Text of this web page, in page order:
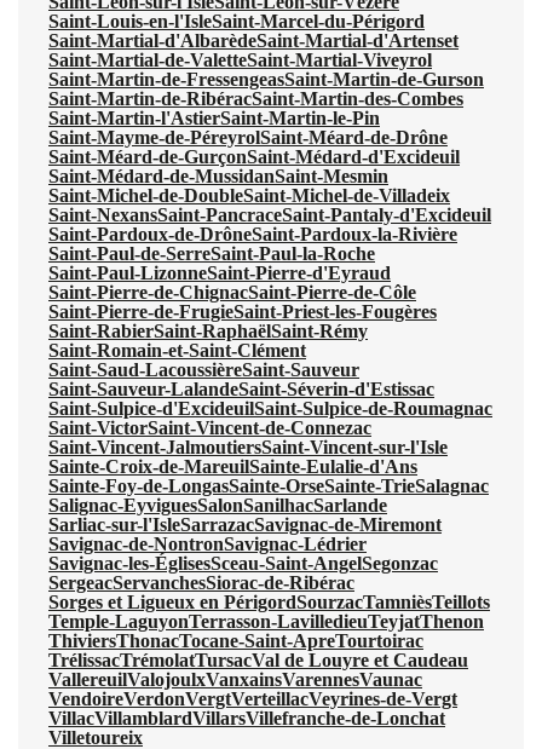
Saint-Louis-en-l'IsleSaint-Marcel-du-Périgord
Saint-Martial-d'AlbarèdeSaint-Martial-d'Artenset
Saint-Martial-de-ValetteSaint-Martial-Viveyrol
Saint-Martin-de-FressengeasSaint-Martin-de-Gurson
Saint-Martin-de-RibéracSaint-Martin-des-Combes
Saint-Martin-l'AstierSaint-Martin-le-Pin
Saint-Mayme-de-PéreyrolSaint-Méard-de-Drône
Saint-Méard-de-GurçonSaint-Médard-d'Excideuil
Saint-Médard-de-MussidanSaint-Mesmin
Saint-Michel-de-DoubleSaint-Michel-de-Villadeix
Saint-NexansSaint-PancraceSaint-Pantaly-d'Excideuil
Saint-Pardoux-de-DrôneSaint-Pardoux-la-Rivière
Saint-Paul-de-SerreSaint-Paul-la-Roche
Saint-Paul-LizonneSaint-Pierre-d'Eyraud
Saint-Pierre-de-ChignacSaint-Pierre-de-Côle
Saint-Pierre-de-FrugieSaint-Priest-les-Fougères
Saint-RabierSaint-RaphaëlSaint-Rémy
Saint-Romain-et-Saint-Clément
Saint-Saud-LacoussièreSaint-Sauveur
Saint-Sauveur-LalandeSaint-Séverin-d'Estissac
Saint-Sulpice-d'ExcideuilSaint-Sulpice-de-Roumagnac
Saint-VictorSaint-Vincent-de-Connezac
Saint-Vincent-JalmoutiersSaint-Vincent-sur-l'Isle
Sainte-Croix-de-MareuilSainte-Eulalie-d'Ans
Sainte-Foy-de-LongasSainte-OrseSainte-TrieSalagnac
Salignac-EyviguesSalonSanilhacSarlande
Sarliac-sur-l'IsleSarrazacSavignac-de-Miremont
Savignac-de-NontronSavignac-Lédrier
Savignac-les-ÉglisesSceau-Saint-AngelSegonzac
SergeacServanchesSiorac-de-Ribérac
Sorges et Ligueux en PérigordSourzacTamnièsTeillots
Temple-LaguyonTerrasson-LavilledieuTeyjatThenon
ThiviersThonacTocane-Saint-ApreTourtoirac
TrélissacTrémolatTursacVal de Louyre et Caudeau
VallereuilValojoulxVanxainsVarennesVaunac
VendoireVerdonVergtVerteillacVeyrines-de-Vergt
VillacVillamblardVillarsVillefranche-de-Lonchat
Villetoureix